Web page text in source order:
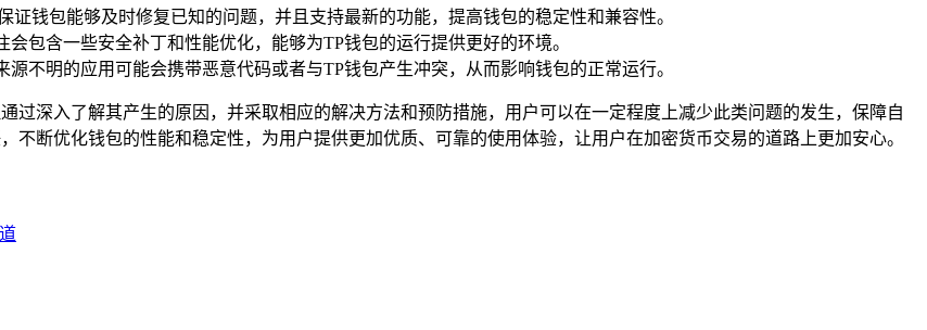
钱包能够及时修复已知的问题，并且支持最新的功能，提高钱包的稳定性和兼容性。
包含一些安全补丁和性能优化，能够为TP钱包的运行提供更好的环境。
不明的应用可能会携带恶意代码或者与TP钱包产生冲突，从而影响钱包的正常运行。
过深入了解其产生的原因，并采取相应的解决方法和预防措施，用户可以在一定程度上减少此类问题的发生，保障自
不断优化钱包的性能和稳定性，为用户提供更加优质、可靠的使用体验，让用户在加密货币交易的道路上更加安心。